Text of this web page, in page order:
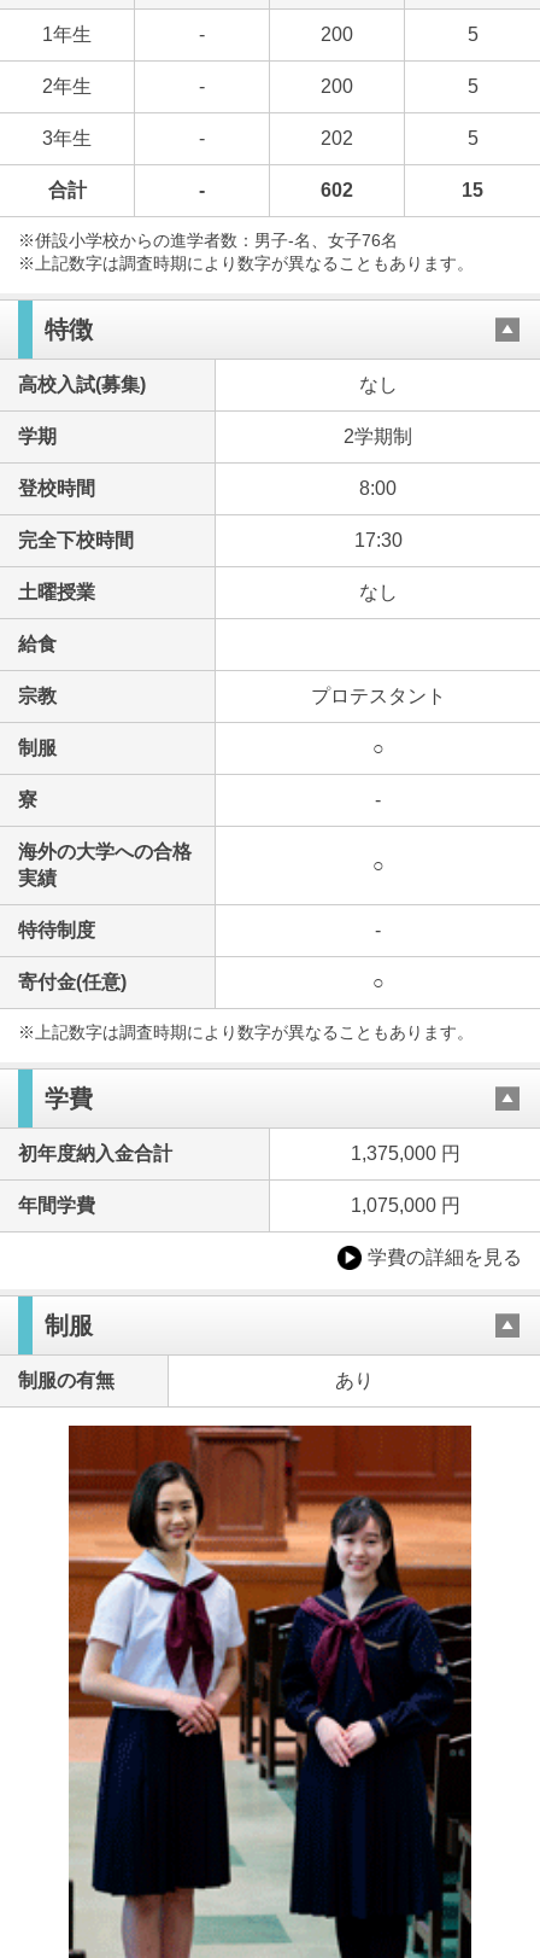
1年生 - 200 5
2年生 - 200 5
3年生 - 202 5
合計 - 602 15
※併設小学校からの進学者数：男子-名、女子76名
※上記数字は調査時期により数字が異なることもあります。
特徴
高校入試(募集) なし
学期 2学期制
登校時間 8:00
完全下校時間 17:30
土曜授業 なし
給食
宗教 プロテスタント
制服 ○
寮 -
海外の大学への合格
実績
○
特待制度 -
寄付金(任意) ○
※上記数字は調査時期により数字が異なることもあります。
学費
初年度納入金合計 1,375,000 円
年間学費 1,075,000 円
学費の詳細を見る
制服
制服の有無 あり